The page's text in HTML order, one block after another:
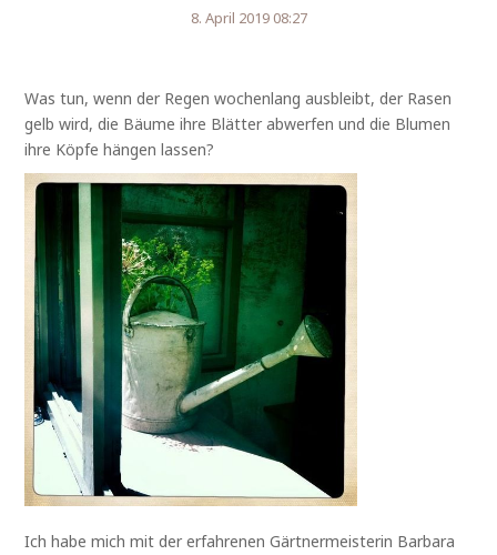
8. April 2019 08:27
Was tun, wenn der Regen wochenlang ausbleibt, der Rasen
gelb wird, die Bäume ihre Blätter abwerfen und die Blumen
ihre Köpfe hängen lassen?
Ich habe mich mit der erfahrenen Gärtnermeisterin Barbara